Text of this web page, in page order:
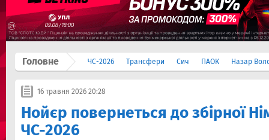
Головне ЧС-2026 Трансфери Сич ПАОК Назар
16 травня 2026 20:28
Нойєр повернеться до збірної
ЧС-2026